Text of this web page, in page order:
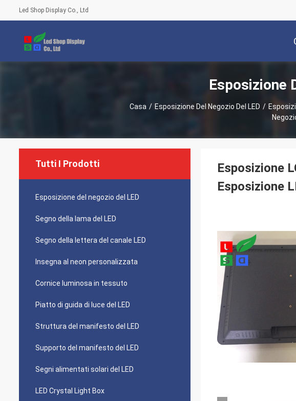
Led Shop Display Co., Ltd
Esposizione
Casa / Esposizione Del Negozio Del LED /
Tutti I Prodotti
Esposizione del negozio del LED
Segno della lama del LED
Segno della lettera del canale LED
Insegna al neon personalizzata
Cornice luminosa in tessuto
Piatto di guida di luce del LED
Struttura del manifesto del LED
Supporto del manifesto del LED
Segni alimentati solari del LED
LED Crystal Light Box
Esposizione
Esposizione